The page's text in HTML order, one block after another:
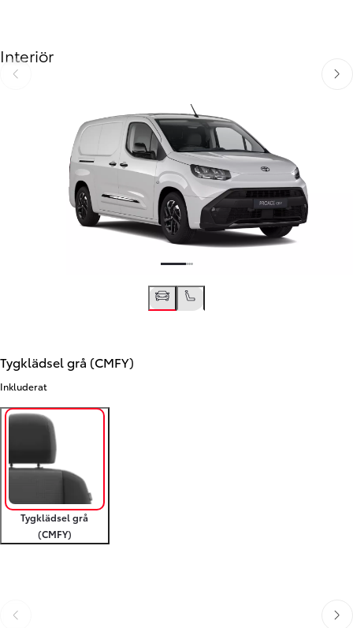
Interiör
Föregående
Tygklädsel grå (CMFY)
Inkluderat
Tygklädsel grå
(CMFY)
Föregående